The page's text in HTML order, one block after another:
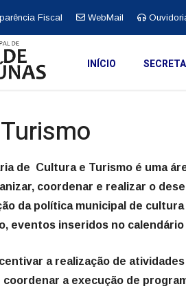
Fiscal WebMail
INÍCIO
de Cultura e Turismo é uma
coordenar e realizar o
da política municipal de
eventos inseridos no
a realização de
a execução de